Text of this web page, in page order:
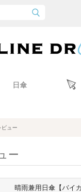
日傘
ビュー
ー
晴雨兼用日傘【バイ